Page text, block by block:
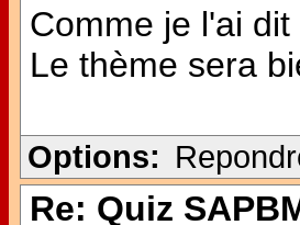
Comme je l'ai
Le thème sera
Options:
Re: Quiz